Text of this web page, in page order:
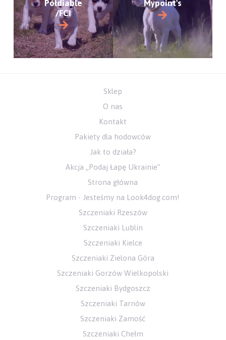
Półdiable
/FCI
Mypoint's
Sklep
O nas
Kontakt
Pakiety dla hodowców
Jak to działa?
Akcja „Podaj Łapę Ukrainie”
Strona główna
Program - Jesteśmy na Look4dog.com!
Szczeniaki Rzeszów
Szczeniaki Lublin
Szczeniaki Kielce
Szczeniaki Zielona Góra
Szczeniaki Gorzów Wielkopolski
Szczeniaki Bydgoszcz
Szczeniaki Tarnów
Szczeniaki Zamość
Szczeniaki Chełm